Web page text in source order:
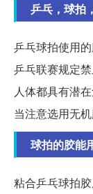
乒乓，球拍
乒乓球拍使用
乒乓联赛规定
人体都具有潜
当注意选用无
球拍的胶能
粘合乒乓球拍